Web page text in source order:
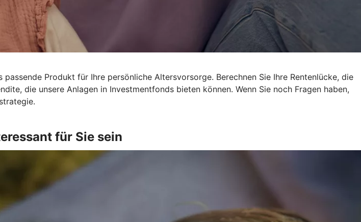
Produkt für Ihre persönliche Altersvorsorge. Berechnen Sie Ihre Rentenlücke, die
die unsere Anlagen in Investmentfonds bieten können. Wenn Sie noch Fragen haben,
für Sie sein